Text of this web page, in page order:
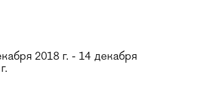
2018 г. - 14 декабря